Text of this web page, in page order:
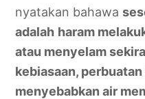
nyatakan bahawa
adalah haram
atau menyelam
kebiasaan,
menyebabkan air